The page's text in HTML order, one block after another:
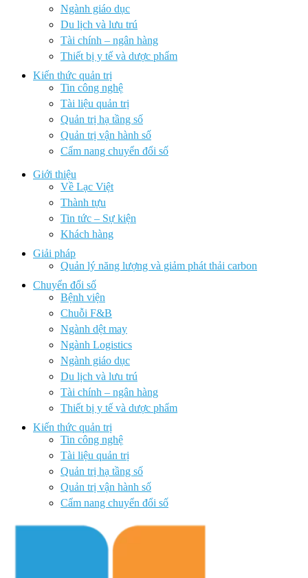
Ngành giáo dục
Du lịch và lưu trú
Tài chính – ngân hàng
Thiết bị y tế và dược phẩm
Kiến thức quản trị
Tin công nghệ
Tài liệu quản trị
Quản trị hạ tầng số
Quản trị vận hành số
Cẩm nang chuyển đổi số
Giới thiệu
Về Lạc Việt
Thành tựu
Tin tức – Sự kiện
Khách hàng
Giải pháp
Quản lý năng lượng và giảm phát thải carbon
Chuyển đổi số
Bệnh viện
Chuỗi F&B
Ngành dệt may
Ngành Logistics
Ngành giáo dục
Du lịch và lưu trú
Tài chính – ngân hàng
Thiết bị y tế và dược phẩm
Kiến thức quản trị
Tin công nghệ
Tài liệu quản trị
Quản trị hạ tầng số
Quản trị vận hành số
Cẩm nang chuyển đổi số